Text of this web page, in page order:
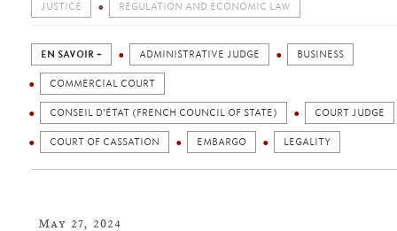
JUSTICE REGULATION AND ECONOMIC LAW
EN SAVOIR + ADMINISTRATIVE JUDGE BUSINESS
COMMERCIAL COURT
CONSEIL D'ÉTAT (FRENCH COUNCIL OF STATE) COURT JUDGE
COURT OF CASSATION EMBARGO LEGALITY
May 27, 2024